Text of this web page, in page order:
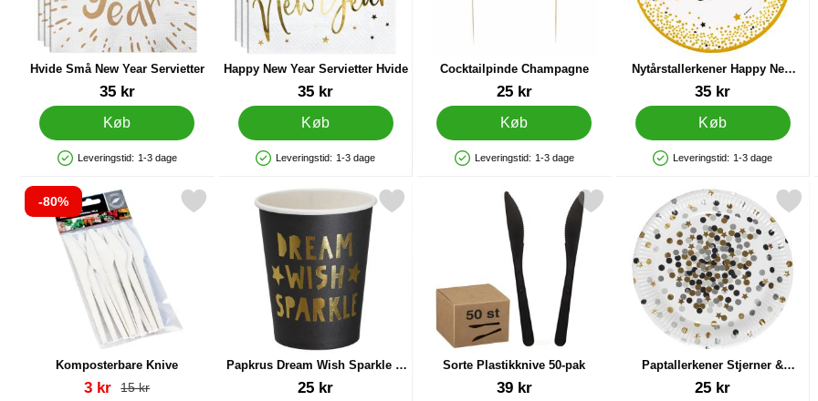
Hvide Små New Year Servietter
35 kr
Køb
Produkttilgængelighed: På lager
Leveringstid: 1-3 dage
Happy New Year Servietter Hvide
35 kr
Køb
Produkttilgængelighed: På lager
Leveringstid: 1-3 dage
Cocktailpinde Champagne
25 kr
Køb
Produkttilgængelighed: På lager
Leveringstid: 1-3 dage
Nytårstallerkener Happy New
Year
35 kr
Køb
Produkttilgængelighed: På lager
Leveringstid: 1-3 dage
-80%
Komposterbare Knive
Varenr 35328pris
3 kr pris
15 kr
Markér komposterbare Knive som favorit
Papkrus Dream Wish Sparkle 8-
pak
25 kr
Markér papkrus Dream Wish Sparkle 8-pak som favorit
Sorte Plastikknive 50-pak
39 kr
Markér sorte Plastikknive 50-pak som favorit
Paptallerkener Stjerner &
Prikker 8-pak
25 kr
Markér paptallerkener Stjerner &